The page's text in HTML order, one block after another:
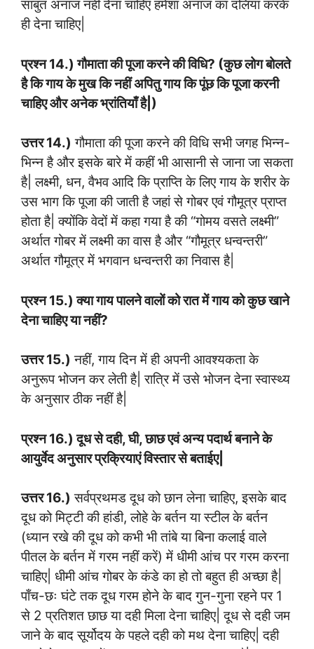
साबुत अनाज नहीं देना चाहिए हमेशा अनाज का दलिया करके
ही देना चाहिए|
प्रश्न 14.) गौमाता की पूजा करने की विधि? (कुछ लोग बोलते
है कि गाय के मुख कि नहीं अपितु गाय कि पूंछ कि पूजा करनी
चाहिए और अनेक भ्रांतियाँ है|)
उत्तर 14.) गौमाता की पूजा करने की विधि सभी जगह भिन्न-
भिन्न है और इसके बारे में कहीं भी आसानी से जाना जा सकता
है| लक्ष्मी, धन, वैभव आदि कि प्राप्ति के लिए गाय के शरीर के
उस भाग कि पूजा की जाती है जहां से गोबर एवं गौमूत्र प्राप्त
होता है| क्योंकि वेदों में कहा गया है की “गोमय वसते लक्ष्मी”
अर्थात गोबर में लक्ष्मी का वास है और “गौमूत्र धन्वन्तरी”
अर्थात गौमूत्र में भगवान धन्वन्तरी का निवास है|
प्रश्न 15.) क्या गाय पालने वालों को रात में गाय को कुछ खाने
देना चाहिए या नहीं?
उत्तर 15.) नहीं, गाय दिन में ही अपनी आवश्यकता के
अनुरूप भोजन कर लेती है| रात्रि में उसे भोजन देना स्वास्थ्य
के अनुसार ठीक नहीं है|
प्रश्न 16.) दूध से दही, घी, छाछ एवं अन्य पदार्थ बनाने के
आयुर्वेद अनुसार प्रक्रियाएं विस्तार से बताईए|
उत्तर 16.) सर्वप्रथमड दूध को छान लेना चाहिए, इसके बाद
दूध को मिट्टी की हांडी, लोहे के बर्तन या स्टील के बर्तन
(ध्यान रखे की दूध को कभी भी तांबे या बिना कलाई वाले
पीतल के बर्तन में गरम नहीं करें) में धीमी आंच पर गरम करना
चाहिए| धीमी आंच गोबर के कंडे का हो तो बहुत ही अच्छा है|
पाँच-छः घंटे तक दूध गरम होने के बाद गुन-गुना रहने पर 1
से 2 प्रतिशत छाछ या दही मिला देना चाहिए| दूध से दही जम
जाने के बाद सूर्योदय के पहले दही को मथ देना चाहिए| दही